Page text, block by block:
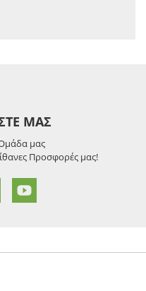
ΜΑΣ
μας
Προσφορές μας!